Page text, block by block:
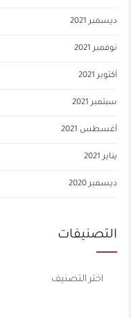
ديسمبر 2021
نوفمبر 2021
أكتوبر 2021
سبتمبر 2021
أغسطس 2021
يناير 2021
ديسمبر 2020
التصنيفات
اختر التصنيف